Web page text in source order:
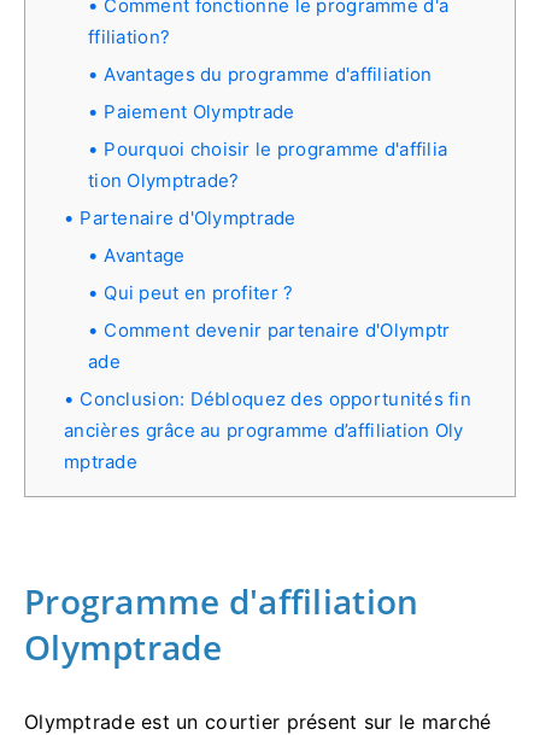
Comment fonctionne le programme d'a
ffiliation?
Avantages du programme d'affiliation
Paiement Olymptrade
Pourquoi choisir le programme d'affilia
tion Olymptrade?
Partenaire d'Olymptrade
Avantage
Qui peut en profiter ?
Comment devenir partenaire d'Olymptr
ade
Conclusion: Débloquez des opportunités fin
ancières grâce au programme d’affiliation Oly
mptrade
Programme d'affiliation
Olymptrade
Olymptrade est un courtier présent sur le marché